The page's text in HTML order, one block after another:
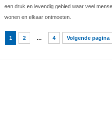
een druk en levendig gebied waar veel
wonen en elkaar ontmoeten.
1 2 … 4 Volgende pagina